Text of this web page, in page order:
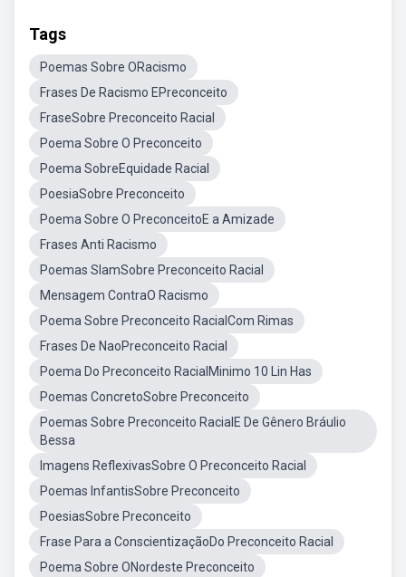
Tags
Poemas Sobre ORacismo
Frases De Racismo EPreconceito
FraseSobre Preconceito Racial
Poema Sobre O Preconceito
Poema SobreEquidade Racial
PoesiaSobre Preconceito
Poema Sobre O PreconceitoE a Amizade
Frases Anti Racismo
Poemas SlamSobre Preconceito Racial
Mensagem ContraO Racismo
Poema Sobre Preconceito RacialCom Rimas
Frases De NaoPreconceito Racial
Poema Do Preconceito RacialMinimo 10 Lin Has
Poemas ConcretoSobre Preconceito
Poemas Sobre Preconceito RacialE De Gênero Bráulio
Bessa
Imagens ReflexivasSobre O Preconceito Racial
Poemas InfantisSobre Preconceito
PoesiasSobre Preconceito
Frase Para a ConscientizaçãoDo Preconceito Racial
Poema Sobre ONordeste Preconceito